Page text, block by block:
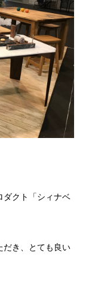
ダクト「シィナベ
だき、とても良い